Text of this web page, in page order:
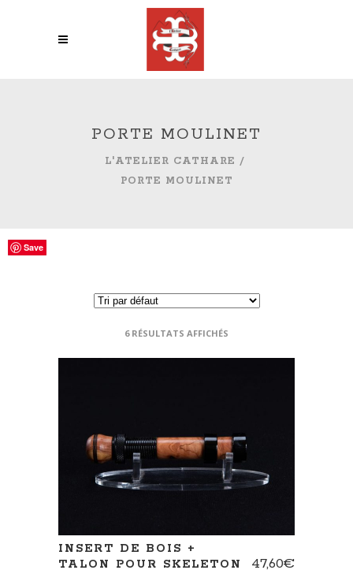
PORTE MOULINET
L'ATELIER CATHARE /
PORTE MOULINET
6 RÉSULTATS AFFICHÉS
Save
INSERT DE BOIS +
TALON POUR SKELETON
47,60€
Save
Save
Save
Save
Save